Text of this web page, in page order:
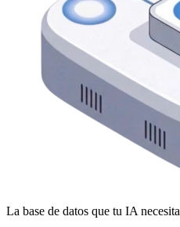
La base de datos que tu IA necesita